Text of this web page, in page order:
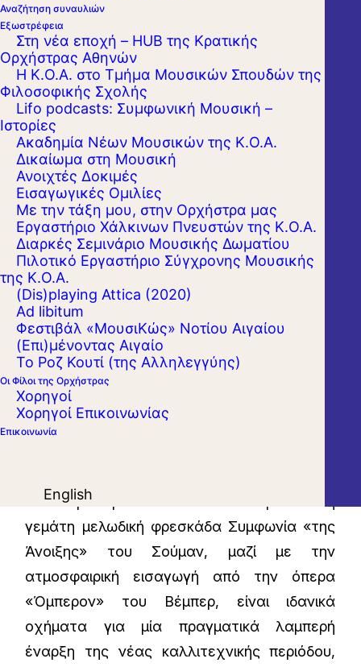
Αναζήτηση συναυλιών
Εξωστρέφεια
Στη νέα εποχή – HUB της Κρατικής
Ορχήστρας Αθηνών
Η Κ.Ο.Α. στο Τμήμα Μουσικών Σπουδών της
Φιλοσοφικής Σχολής
Lifo podcasts: Συμφωνική Μουσική –
Ιστορίες
Ακαδημία Νέων Μουσικών της Κ.Ο.Α.
Δικαίωμα στη Μουσική
Ανοιχτές Δοκιμές
Εισαγωγικές Ομιλίες
Με την τάξη μου, στην Ορχήστρα μας
Εργαστήριo Χάλκινων Πνευστών της Κ.Ο.Α.
Διαρκές Σεμινάριο Μουσικής Δωματίου
Πιλοτικό Εργαστήριο Σύγχρονης Μουσικής
της Κ.Ο.Α.
(Dis)playing Attica (2020)
Ad libitum
Φεστιβάλ «ΜουσιΚώς» Νοτίου Αιγαίου
(Επι)μένοντας Αιγαίο
Το Ροζ Κουτί (της Αλληλεγγύης)
Οι Φίλοι της Ορχήστρας
Χορηγοί
Χορηγοί Επικοινωνίας
Επικοινωνία
English
Ο Μπετόβεν και ο Σούμαν ανήκουν στους
συνθέτες εκείνους που με τα μεγάλα έργα
τους μας γυρνούν στις ρίζες της μουσικής
ομορφιάς και αναζωογονούν την απάντηση
κάθε μουσικού και κάθε φιλόμουσου στο
γιατί η Τέχνη της Μουσικής είναι μία
κορυφαία έκφανση του ανθρωπίνου
Κοντσέρτο για πιάνο του Μπετόβεν και η
γεμάτη μελωδική φρεσκάδα Συμφωνία «της
Άνοιξης» του Σούμαν, μαζί με την
ατμοσφαιρική εισαγωγή από την όπερα
«Όμπερον» του Βέμπερ, είναι ιδανικά
οχήματα για μία πραγματικά λαμπερή
έναρξη της νέας καλλιτεχνικής περιόδου,